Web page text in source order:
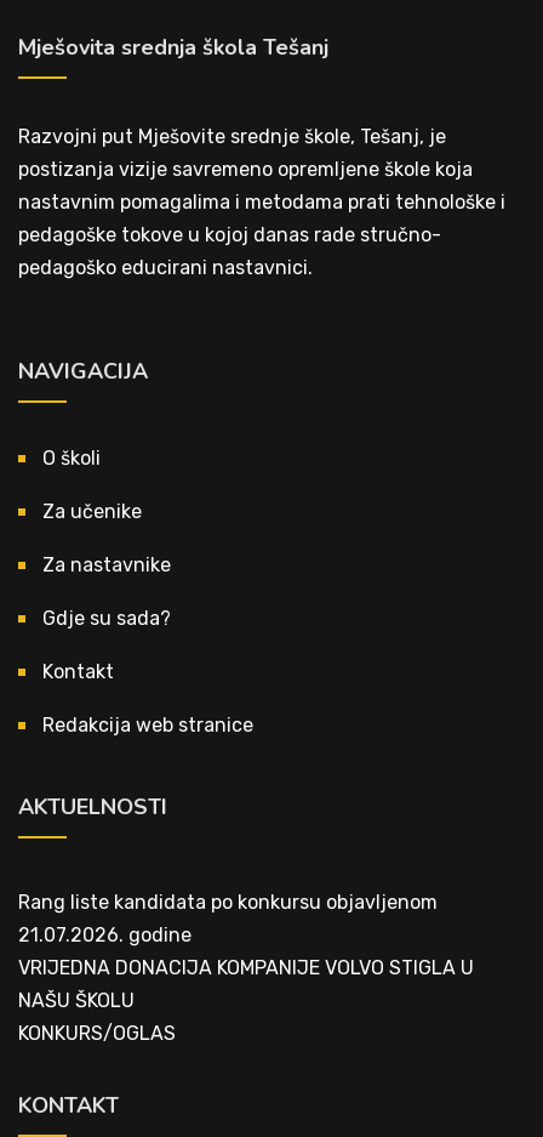
Mješovita srednja škola Tešanj
Razvojni put Mješovite srednje škole, Tešanj, je
postizanja vizije savremeno opremljene škole koja
nastavnim pomagalima i metodama prati tehnološke i
pedagoške tokove u kojoj danas rade stručno-
pedagoško educirani nastavnici.
NAVIGACIJA
O školi
Za učenike
Za nastavnike
Gdje su sada?
Kontakt
Redakcija web stranice
AKTUELNOSTI
Rang liste kandidata po konkursu objavljenom
21.07.2026. godine
VRIJEDNA DONACIJA KOMPANIJE VOLVO STIGLA U
NAŠU ŠKOLU
KONKURS/OGLAS
KONTAKT